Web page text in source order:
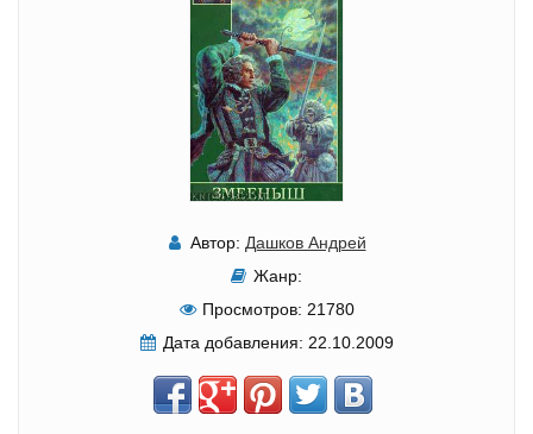
Автор: Дашков Андрей
Жанр:
Просмотров: 21780
Дата добавления: 22.10.2009